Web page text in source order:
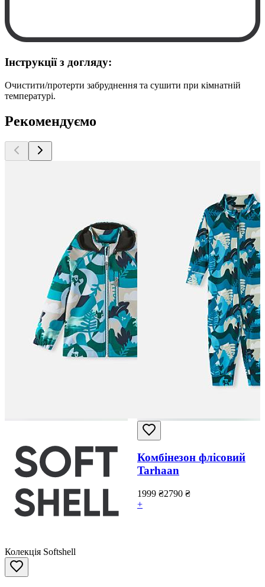
Інструкції з догляду:
Очистити/протерти забруднення та сушити при кімнатній
температурі.
Рекомендуємо
Колекція Softshell
Комбінезон флісовий
Tarhaan
1999 ₴2790 ₴
+